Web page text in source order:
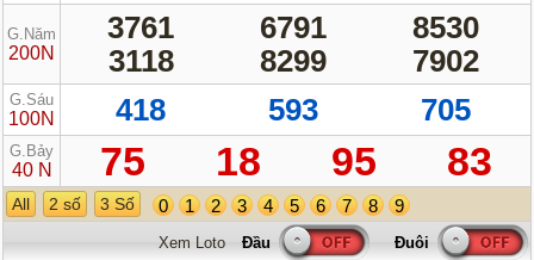
G.Năm
200N
3761 6791
8530
3118
8299 7902
G.Sáu
100N 418 593 705
G.Bảy
40 N 75 18 95 83
All 2 số 3 Số 0 1 2 3 4 5 6 7 8 9
Xem Loto